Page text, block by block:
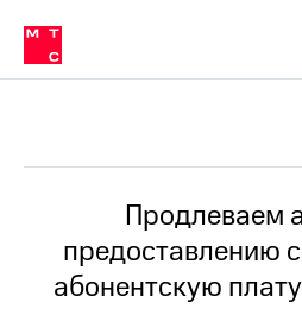
связь
Сервисы и подписки
30% на связь
кабинеты
Мобильная
и
Спутниковое
ТВ
МТС
в МТС
Услуги
Роуминг
Продлеваем
предоставлению
абонентскую